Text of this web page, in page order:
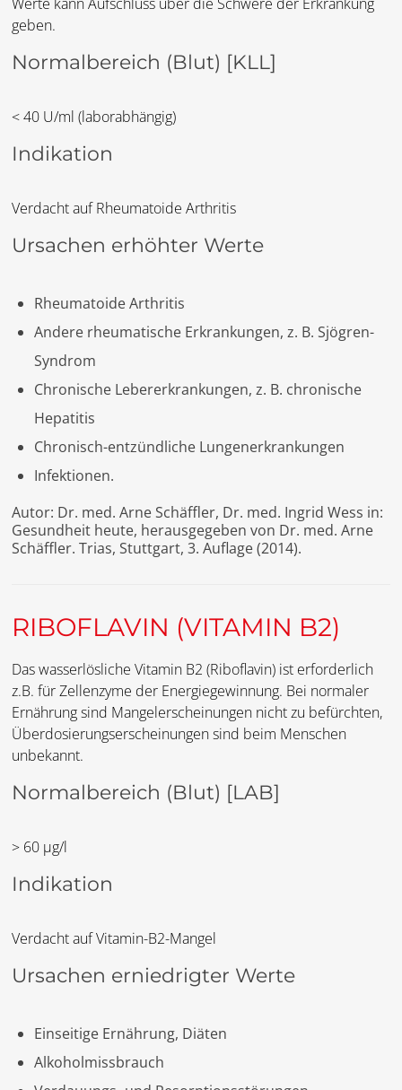
geben.
Normalbereich (Blut) [KLL]
< 40 U/ml (laborabhängig)
Indikation
Verdacht auf Rheumatoide Arthritis
Ursachen erhöhter Werte
Rheumatoide Arthritis
Andere rheumatische Erkrankungen, z. B. Sjögren-
Syndrom
Chronische Lebererkrankungen, z. B. chronische
Hepatitis
Chronisch-entzündliche Lungenerkrankungen
Infektionen.
Autor: Dr. med. Arne Schäffler, Dr. med. Ingrid Wess in:
Gesundheit heute, herausgegeben von Dr. med. Arne
Schäffler. Trias, Stuttgart, 3. Auflage (2014).
RIBOFLAVIN (VITAMIN B2)
Das wasserlösliche Vitamin B2 (Riboflavin) ist erforderlich
z.B. für Zellenzyme der Energiegewinnung. Bei normaler
Ernährung sind Mangelerscheinungen nicht zu befürchten,
Überdosierungserscheinungen sind beim Menschen
unbekannt.
Normalbereich (Blut) [LAB]
> 60 µg/l
Indikation
Verdacht auf Vitamin-B2-Mangel
Ursachen erniedrigter Werte
Einseitige Ernährung, Diäten
Alkoholmissbrauch